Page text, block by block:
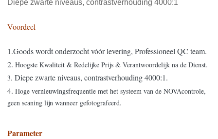
Diepe zwarte niveaus, contrastverhouding 4000:1
Voordeel
1.Goods wordt onderzocht vóór levering, Professioneel QC team.
2. Hoogste Kwaliteit & Redelijke Prijs & Verantwoordelijk na de Dienst.
3. Diepe zwarte niveaus, contrastverhouding 4000:1.
4. Hoge vernieuwingsfrequentie met het systeem van de NOVAcontrole,
geen scaning lijn wanneer gefotografeerd.
Parameter